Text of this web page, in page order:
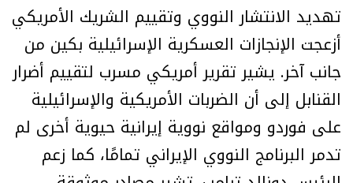
تهديد الانتشار النووي وتقييم الشريك الأمريكي
أزعجت الإنجازات العسكرية الإسرائيلية بكين من
جانب آخر. يشير تقرير أمريكي مسرب لتقييم أضرار
القنابل إلى أن الضربات الأمريكية والإسرائيلية
على فوردو ومواقع نووية إيرانية حيوية أخرى لم
تدمر البرنامج النووي الإيراني تمامًا، كما زعم